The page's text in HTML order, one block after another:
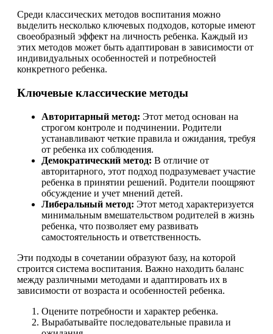
Среди классических методов воспитания можно
выделить несколько ключевых подходов, которые имеют
своеобразный эффект на личность ребенка. Каждый из
этих методов может быть адаптирован в зависимости от
индивидуальных особенностей и потребностей
конкретного ребенка.
Ключевые классические методы
Авторитарный метод: Этот метод основан на
строгом контроле и подчинении. Родители
устанавливают четкие правила и ожидания, требуя
от ребенка их соблюдения.
Демократический метод: В отличие от
авторитарного, этот подход подразумевает участие
ребенка в принятии решений. Родители поощряют
обсуждение и учет мнений детей.
Либеральный метод: Этот метод характеризуется
минимальным вмешательством родителей в жизнь
ребенка, что позволяет ему развивать
самостоятельность и ответственность.
Эти подходы в сочетании образуют базу, на которой
строится система воспитания. Важно находить баланс
между различными методами и адаптировать их в
зависимости от возраста и особенностей ребенка.
Оцените потребности и характер ребенка.
Вырабатывайте последовательные правила и